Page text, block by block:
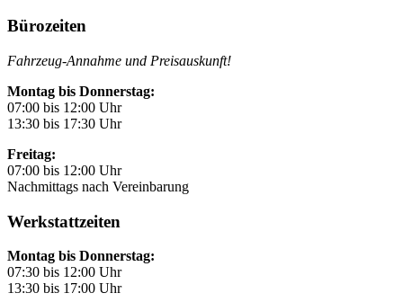
Bürozeiten
Fahrzeug-Annahme und Preisauskunft!
Montag bis Donnerstag:
07:00 bis 12:00 Uhr
13:30 bis 17:30 Uhr
Freitag:
07:00 bis 12:00 Uhr
Nachmittags nach Vereinbarung
Werkstattzeiten
Montag bis Donnerstag:
07:30 bis 12:00 Uhr
13:30 bis 17:00 Uhr